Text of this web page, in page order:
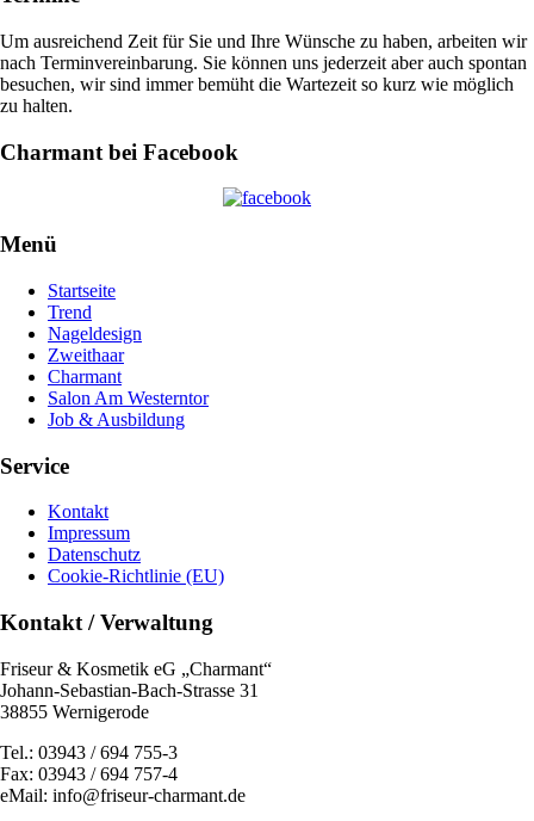
Um ausreichend Zeit für Sie und Ihre Wünsche zu haben, arbeiten wir
nach Terminvereinbarung. Sie können uns jederzeit aber auch spontan
besuchen, wir sind immer bemüht die Wartezeit so kurz wie möglich
zu halten.
Charmant bei Facebook
Menü
Startseite
Trend
Nageldesign
Zweithaar
Charmant
Salon Am Westerntor
Job & Ausbildung
Service
Kontakt
Impressum
Datenschutz
Cookie-Richtlinie (EU)
Kontakt / Verwaltung
Friseur & Kosmetik eG „Charmant“
Johann-Sebastian-Bach-Strasse 31
38855 Wernigerode
Tel.: 03943 / 694 755-3
Fax: 03943 / 694 757-4
eMail: info@friseur-charmant.de